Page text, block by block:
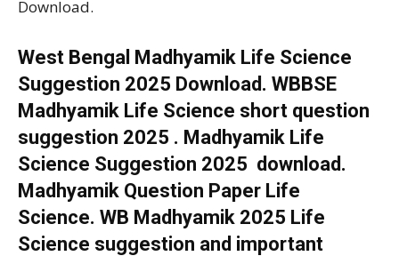
Download.
West Bengal Madhyamik Life Science
Suggestion 2025 Download. WBBSE
Madhyamik Life Science short question
suggestion 2025 . Madhyamik Life
Science Suggestion 2025 download.
Madhyamik Question Paper Life
Science. WB Madhyamik 2025 Life
Science suggestion and important